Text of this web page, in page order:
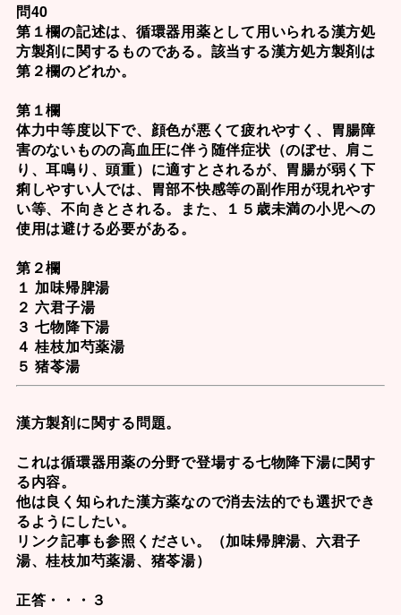
問40
第１欄の記述は、循環器用薬として用いられる漢方処
方製剤に関するものである。該当する漢方処方製剤は
第２欄のどれか。
第１欄
体力中等度以下で、顔色が悪くて疲れやすく、胃腸障
害のないものの高血圧に伴う随伴症状（のぼせ、肩こ
り、耳鳴り、頭重）に適すとされるが、胃腸が弱く下
痢しやすい人では、胃部不快感等の副作用が現れやす
い等、不向きとされる。また、１５歳未満の小児への
使用は避ける必要がある。
第２欄
１ 加味帰脾湯
２ 六君子湯
３ 七物降下湯
４ 桂枝加芍薬湯
５ 猪苓湯
漢方製剤に関する問題。
これは循環器用薬の分野で登場する七物降下湯に関す
る内容。
他は良く知られた漢方薬なので消去法的でも選択でき
るようにしたい。
リンク記事も参照ください。（加味帰脾湯、 六君子
湯、桂枝加芍薬湯、 猪苓湯）
正答・・・３